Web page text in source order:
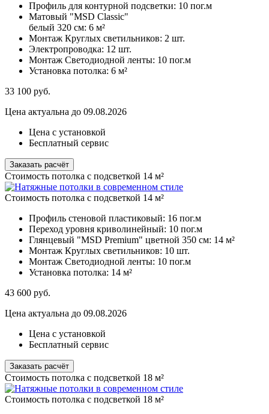
Профиль для контурной подсветки: 10 пог.м
Матовый "MSD Classic"
белый 320 см: 6 м²
Монтаж Круглых светильников: 2 шт.
Электропроводка: 12 шт.
Монтаж Светодиодной ленты: 10 пог.м
Установка потолка: 6 м²
33 100 руб.
Цена актуальна до 09.08.2026
Цена с установкой
Бесплатный сервис
Заказать расчёт
Стоимость потолка с подсветкой 14 м²
Стоимость потолка с подсветкой 14 м²
Профиль стеновой пластиковый: 16 пог.м
Переход уровня криволинейный: 10 пог.м
Глянцевый "MSD Premium" цветной 350 см: 14 м²
Монтаж Круглых светильников: 10 шт.
Монтаж Светодиодной ленты: 10 пог.м
Установка потолка: 14 м²
43 600 руб.
Цена актуальна до 09.08.2026
Цена с установкой
Бесплатный сервис
Заказать расчёт
Стоимость потолка с подсветкой 18 м²
Стоимость потолка с подсветкой 18 м²